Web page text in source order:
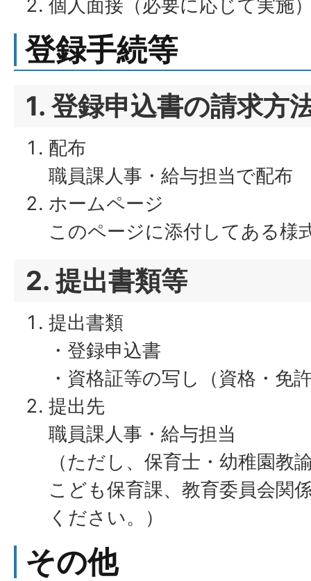
個人面接（必要に応じて実施
登録手続等
1. 登録申込書の請求方
配布
職員課人事・給与担当で配布
ホームページ
このページに添付してある様
2. 提出書類等
提出書類
・登録申込書
・資格証等の写し（資格・免
提出先
職員課人事・給与担当
（ただし、保育士・幼稚園教
こども保育課、教育委員会関
ください。）
その他